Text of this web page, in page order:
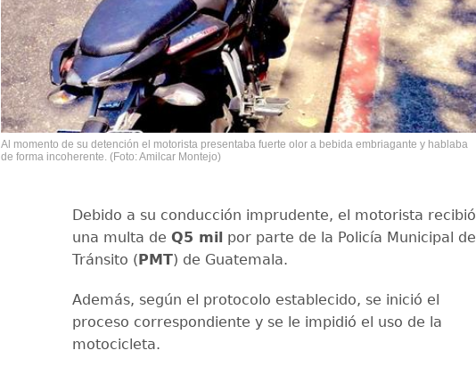
Al momento de su detención el motorista presentaba fuerte olor a bebida embriagante y hablaba
de forma incoherente. (Foto: Amilcar Montejo)
Debido a su conducción imprudente, el motorista recibió
una multa de Q5 mil por parte de la Policía Municipal de
Tránsito (PMT) de Guatemala.
Además, según el protocolo establecido, se inició el
proceso correspondiente y se le impidió el uso de la
motocicleta.